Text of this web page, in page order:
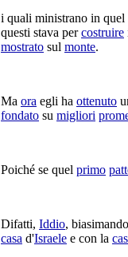
i quali ministrano in quel
questi stava percostruire
mostrato sul monte.
Ma ora egli ha ottenuto
fondato su migliori
Poiché se quel primo
Difatti, Iddio, biasimando
casa d'Israele e con la